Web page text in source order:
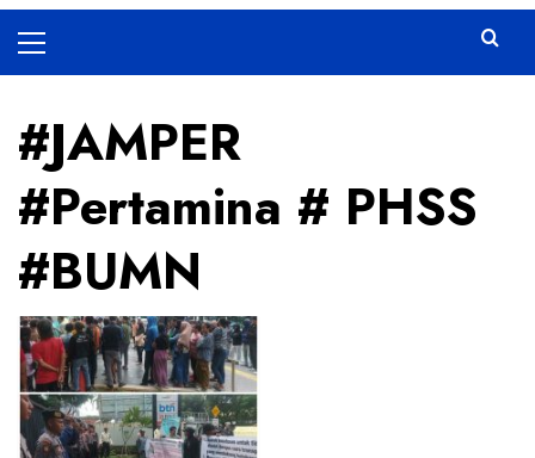
Menu
#JAMPER
#Pertamina # PHSS
#BUMN